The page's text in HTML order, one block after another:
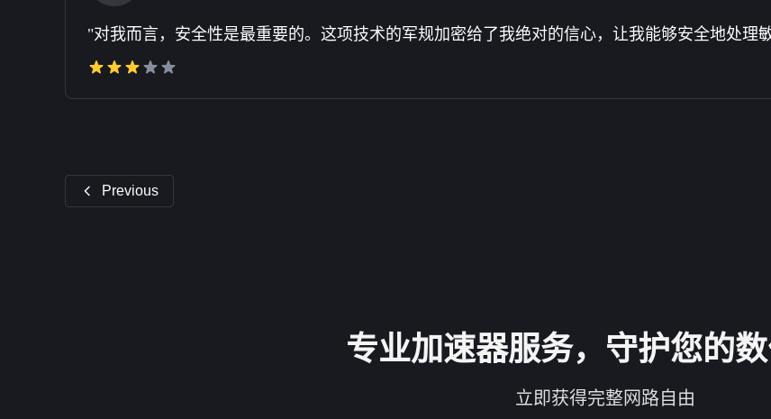
"对我而言，安全性是最重要的。这项技术的军规加密给了我绝对的信心，让我能够安全地处理
Previous
专业加速器服务，守护您的
立即获得完整网路自由